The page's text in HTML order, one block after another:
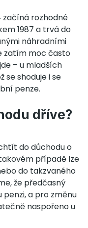
začíná rozhodné
1987 a trvá do
náhradními
zatím moc často
– u mladších
se shoduje i se
penze.
dříve?
do důchodu o
případě lze
do takzvaného
že předčasný
a pro změnu
naspořeno u